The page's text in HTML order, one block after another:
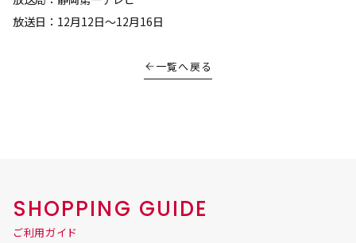
放送日：12月12日～12月16日
一覧へ戻る
SHOPPING GUIDE
ご利用ガイド